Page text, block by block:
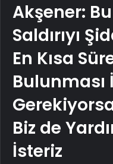
Akşener:
Saldırıyı
En Kısa
Bulunması
Biz de
İsteriz